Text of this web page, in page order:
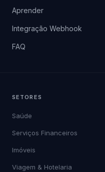
Aprender
Integração Webhook
FAQ
SETORES
Saúde
Serviços Financeiros
Imóveis
Viagem & Hotelaria